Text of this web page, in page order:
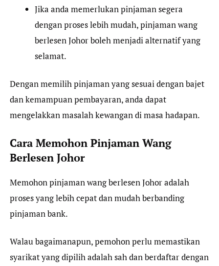
Jika anda memerlukan pinjaman segera
dengan proses lebih mudah, pinjaman wang
berlesen Johor boleh menjadi alternatif yang
selamat.
Dengan memilih pinjaman yang sesuai dengan bajet
dan kemampuan pembayaran, anda dapat
mengelakkan masalah kewangan di masa hadapan.
Cara Memohon Pinjaman Wang
Berlesen Johor
Memohon pinjaman wang berlesen Johor adalah
proses yang lebih cepat dan mudah berbanding
pinjaman bank.
Walau bagaimanapun, pemohon perlu memastikan
syarikat yang dipilih adalah sah dan berdaftar dengan